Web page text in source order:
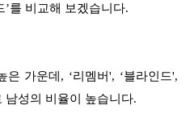
’를 비교해 보겠습니다.
가운데, ‘리멤버', ‘블라인드',
남성의 비율이 높습니다.